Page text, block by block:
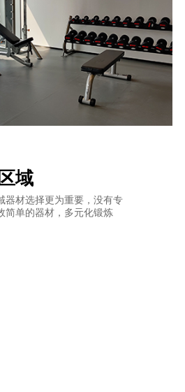
域
器材选择更为重要，没有专
简单的器材，多元化锻炼